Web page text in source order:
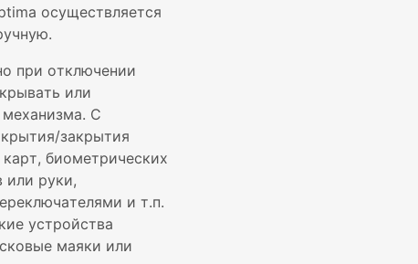
осуществляется
при отключении
или
С
закрытия
биометрических
или руки,
и т.п.
устройства
маяки или